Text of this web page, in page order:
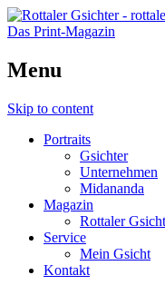
Das Print-Magazin
Menu
Skip to content
Portraits
Gsichter
Unternehmen
Midananda
Magazin
Rottaler
Service
Mein Gsicht
Kontakt